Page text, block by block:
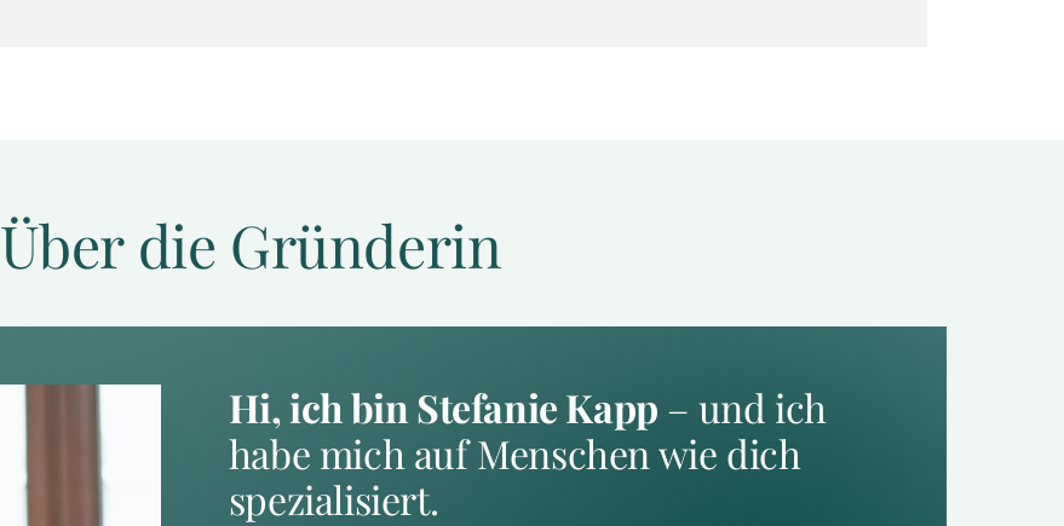
Über die Gründerin
Hi, ich bin Stefanie Kapp – und ich
habe mich auf Menschen wie dich
spezialisiert.